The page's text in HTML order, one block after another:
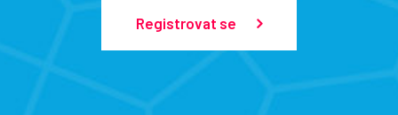
Registrovat se